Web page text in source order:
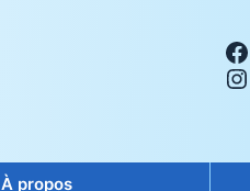
Facebook
Instagram
À propos